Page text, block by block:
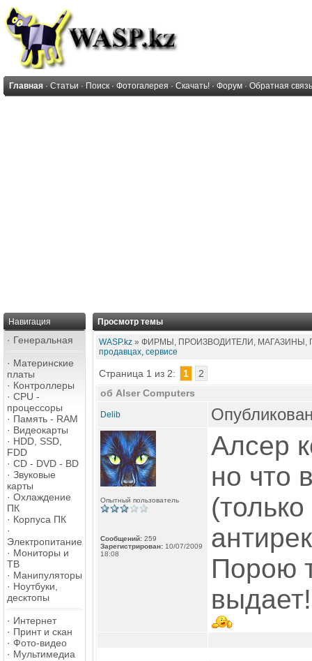
Главная · Статьи · Поиск · Фотогалерея · Скачать! · Форум · Обратная связь
Навигация
· Генеральная
· Материнские
платы
· Контроллеры
· CPU -
процессоры
· Память - RAM
· Видеокарты
· HDD, SSD,
FDD
· CD - DVD - BD
· Звуковые
карты
· Охлаждение
ПК
· Корпуса ПК
·
Электропитание
· Мониторы и
ТВ
· Манипуляторы
· Ноутбуки,
десктопы
· Интернет
· Принт и скан
· Фото-видео
· Мультимедиа
Просмотр темы
WASP.kz » ФИРМЫ, ПРОИЗВОДИТЕЛИ, МАГАЗИНЫ,
продавцах, сервисе
Страница 1 из 2: 1
2
об Alser Computers
Delib
Опытный пользователь
Сообщений: 259
Зарегистрирован: 10/07/2009
18:08
Алсер
но что
Порою